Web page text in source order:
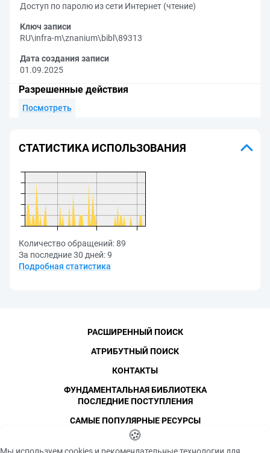
Доступ по паролю из сети Интернет (чтение)
Ключ записи
RU\infra-m\znanium\bibl\89313
Дата создания записи
01.09.2025
Разрешенные действия
Посмотреть
СТАТИСТИКА ИСПОЛЬЗОВАНИЯ
Количество обращений:89
За последние 30 дней:9
Подробная статистика
СПбПУ, 1996-2026
Авторские права и персональные данные
РАСШИРЕННЫЙ ПОИСК
АТРИБУТНЫЙ ПОИСК
КОНТАКТЫ
ФУНДАМЕНТАЛЬНАЯ БИБЛИОТЕКА
ПОСЛЕДНИЕ ПОСТУПЛЕНИЯ
САМЫЕ ПОПУЛЯРНЫЕ РЕСУРСЫ
🍪